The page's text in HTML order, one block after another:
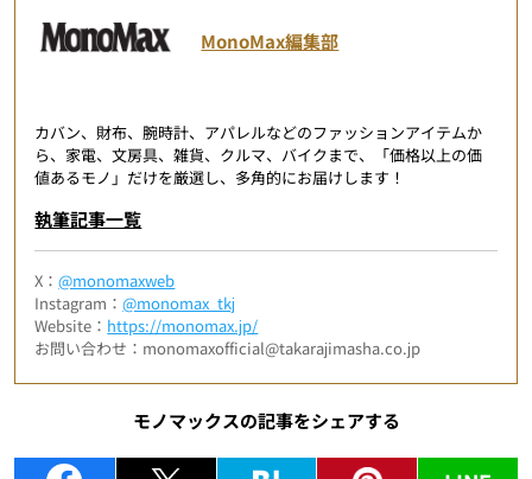
MonoMax編集部
カバン、財布、腕時計、アパレルなどのファッションアイテムか
ら、家電、文房具、雑貨、クルマ、バイクまで、「価格以上の価
値あるモノ」だけを厳選し、多角的にお届けします！
執筆記事一覧
X：@monomaxweb
Instagram：@monomax_tkj
Website： https://monomax.jp/
お問い合わせ：monomaxofficial@takarajimasha.co.jp
モノマックスの記事をシェアする